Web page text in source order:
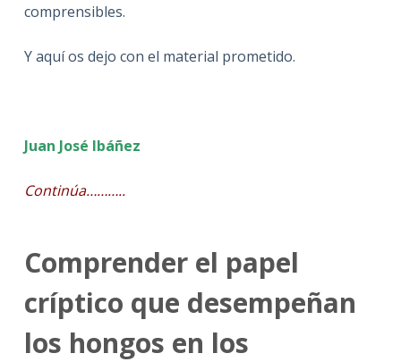
comprensibles.
Y aquí os dejo con el material prometido.
Juan José Ibáñez
Continúa………..
Comprender el papel
críptico que desempeñan
los hongos en los